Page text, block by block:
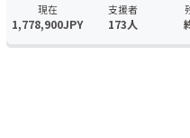
現在
1,778,900JPY
支援者
173人